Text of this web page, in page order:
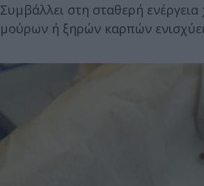
Συμβάλλει στη σταθερή
μούρων ή ξηρών καρπών ενισχύει